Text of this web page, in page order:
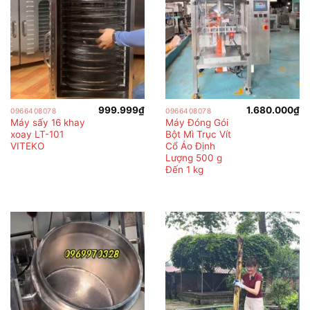
0966408078
Máy sấy 16 khay
xoay LT-101
VITEKO
999.999₫ 0966408078
Máy Đóng Gói
Bột Mì Trục Vít
Cổ Áo Định
Lượng 500 g
Đến 1 kg
1.680.000₫